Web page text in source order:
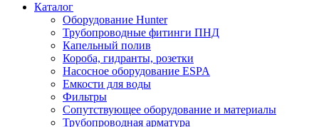
Каталог
Оборудование Hunter
Трубопроводные фитинги ПНД
Капельный полив
Короба, гидранты, розетки
Насосное оборудование ESPA
Емкости для воды
Фильтры
Сопутствующее оборудование и материалы
Трубопроводная арматура